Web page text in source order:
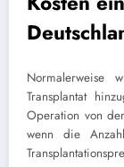
Normalerweise
Transplantat
Operation von
wenn die